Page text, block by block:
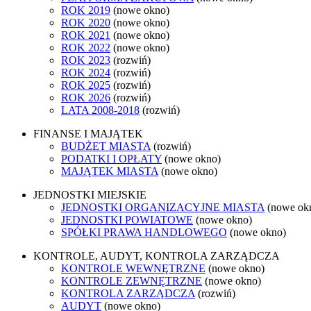
ROK 2019 (nowe okno)
ROK 2020 (nowe okno)
ROK 2021 (nowe okno)
ROK 2022 (nowe okno)
ROK 2023 (rozwiń)
ROK 2024 (rozwiń)
ROK 2025 (rozwiń)
ROK 2026 (rozwiń)
LATA 2008-2018 (rozwiń)
FINANSE I MAJĄTEK
BUDŻET MIASTA (rozwiń)
PODATKI I OPŁATY (nowe okno)
MAJĄTEK MIASTA (nowe okno)
JEDNOSTKI MIEJSKIE
JEDNOSTKI ORGANIZACYJNE MIASTA (nowe
JEDNOSTKI POWIATOWE (nowe okno)
SPÓŁKI PRAWA HANDLOWEGO (nowe okno)
KONTROLE, AUDYT, KONTROLA ZARZĄDCZA
KONTROLE WEWNĘTRZNE (nowe okno)
KONTROLE ZEWNĘTRZNE (nowe okno)
KONTROLA ZARZĄDCZA (rozwiń)
AUDYT (nowe okno)